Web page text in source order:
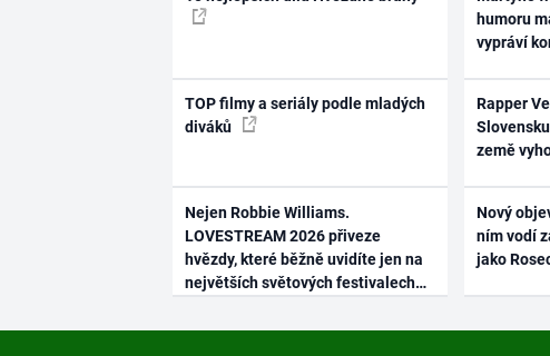
TOP filmy a seriály podle mladých
diváků
Nejen Robbie Williams.
LOVESTREAM 2026 přiveze
hvězdy, které běžně uvidíte jen na
největších světových festivalech
humoru
vypráví
Rapper
země
Nový
ním vodí
jako